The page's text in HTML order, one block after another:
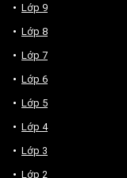
Lớp 9
Lớp 8
Lớp 7
Lớp 6
Lớp 5
Lớp 4
Lớp 3
Lớp 2